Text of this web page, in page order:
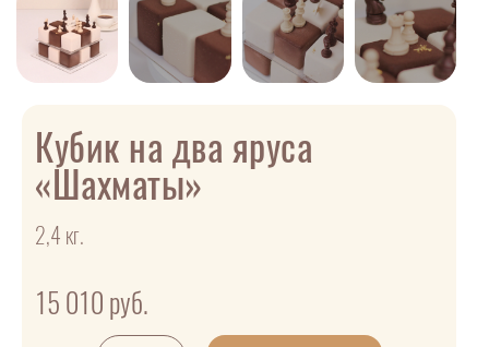
Кубик на два яруса
«Шахматы»
2,4 кг.
15 010 руб.